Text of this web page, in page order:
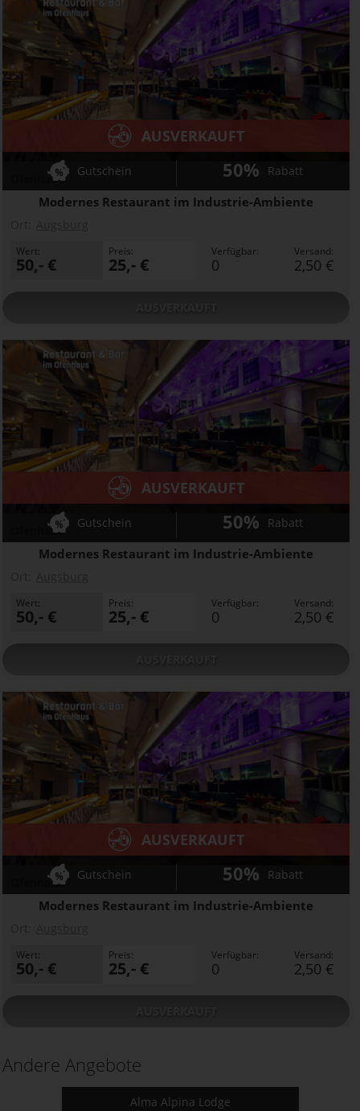
Ofenhaus
Modernes Restaurant im Industrie-Ambiente
AUSVERKAUFT
Gutschein 50% Rabatt
Wert:
50,- €
Preis:
25,- €
Verfügbar:
0
Versand:
2,50 €
Ofenhaus
Modernes Restaurant im Industrie-Ambiente
AUSVERKAUFT
Gutschein 50% Rabatt
Wert:
50,- €
Preis:
25,- €
Verfügbar:
0
Versand:
2,50 €
Ofenhaus
Modernes Restaurant im Industrie-Ambiente
AUSVERKAUFT
Gutschein 50% Rabatt
Wert:
50,- €
Preis:
25,- €
Verfügbar:
0
Versand:
2,50 €
Andere Angebote
Alma Alpina Lodge